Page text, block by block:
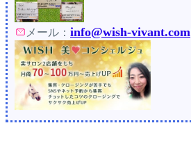
メール： info@wish-vivant.com